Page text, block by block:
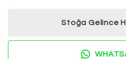
Stoğa Gelince